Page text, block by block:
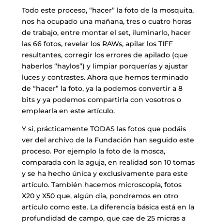
Todo este proceso, “hacer” la foto de la mosquita,
nos ha ocupado una mañana, tres o cuatro horas
de trabajo, entre montar el set, iluminarlo, hacer
las 66 fotos, revelar los RAWs, apilar los TIFF
resultantes, corregir los errores de apilado (que
haberlos “haylos”) y limpiar porquerías y ajustar
luces y contrastes. Ahora que hemos terminado
de “hacer” la foto, ya la podemos convertir a 8
bits y ya podemos compartirla con vosotros o
emplearla en este artículo.
Y si, prácticamente TODAS las fotos que podáis
ver del archivo de la Fundación han seguido este
proceso. Por ejemplo la foto de la mosca,
comparada con la aguja, en realidad son 10 tomas
y se ha hecho única y exclusivamente para este
artículo. También hacemos microscopía, fotos
X20 y X50 que, algún día, pondremos en otro
artículo como este. La diferencia básica está en la
profundidad de campo, que cae de 25 micras a